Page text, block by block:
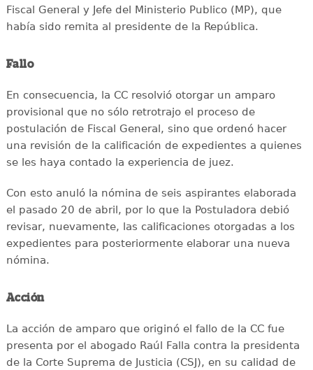
Fiscal General y Jefe del Ministerio Publico (MP), que
había sido remita al presidente de la República.
Fallo
En consecuencia, la CC resolvió otorgar un amparo
provisional que no sólo retrotrajo el proceso de
postulación de Fiscal General, sino que ordenó hacer
una revisión de la calificación de expedientes a quienes
se les haya contado la experiencia de juez.
Con esto anuló la nómina de seis aspirantes elaborada
el pasado 20 de abril, por lo que la Postuladora debió
revisar, nuevamente, las calificaciones otorgadas a los
expedientes para posteriormente elaborar una nueva
nómina.
Acción
La acción de amparo que originó el fallo de la CC fue
presenta por el abogado Raúl Falla contra la presidenta
de la Corte Suprema de Justicia (CSJ), en su calidad de